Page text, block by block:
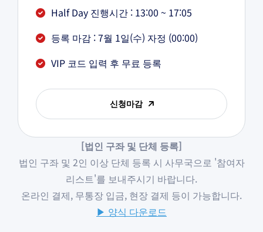
Half Day 진행시간 : 13:00 ~ 17:05
등록 마감 : 7월 1일(수) 자정 (00:00)
VIP 코드 입력 후 무료 등록
신청마감
[법인 구좌 및 단체 등록]
법인 구좌 및 2인 이상 단체 등록 시 사무국으로 '참여자
리스트'를 보내주시기 바랍니다.
온라인 결제, 무통장 입금, 현장 결제 등이 가능합니다.
▶ 양식 다운로드